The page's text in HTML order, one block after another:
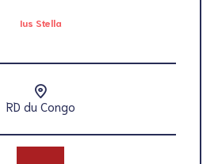
Ius Stella
RD du Congo